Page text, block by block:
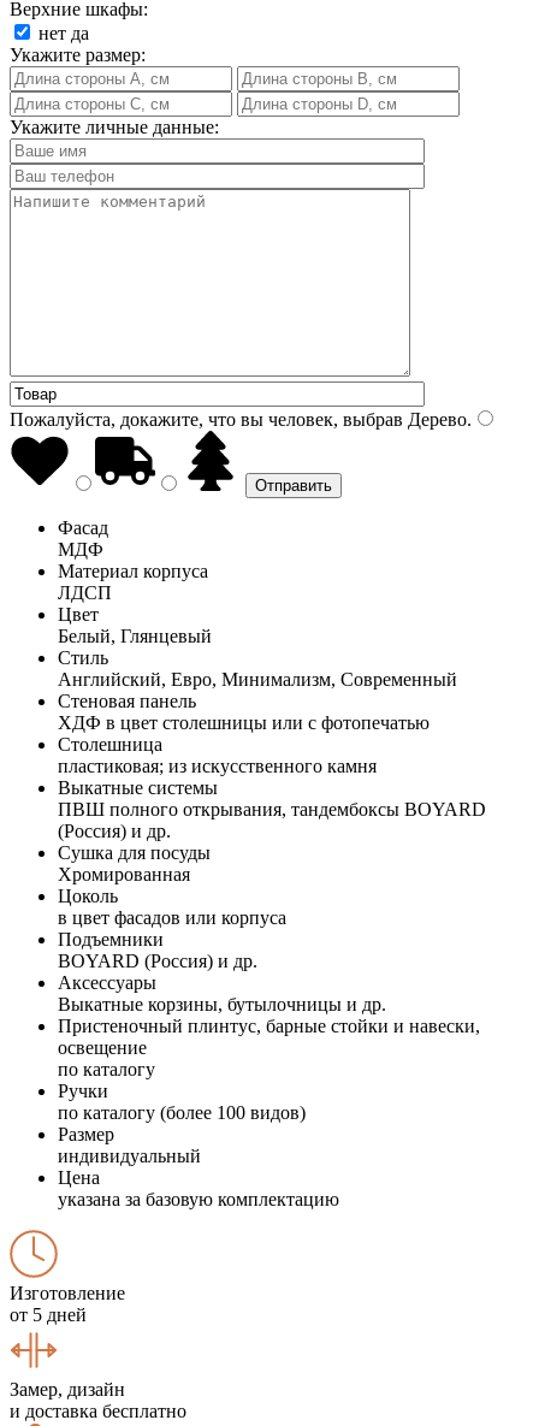
Верхние шкафы:
нет да
Укажите размер:
Укажите личные данные:
Пожалуйста, докажите, что вы человек, выбрав Дерево.
Фасад
МДФ
Материал корпуса
ЛДСП
Цвет
Белый, Глянцевый
Стиль
Английский, Евро, Минимализм, Современный
Стеновая панель
ХДФ в цвет столешницы или с фотопечатью
Столешница
пластиковая; из искусственного камня
Выкатные системы
ПВШ полного открывания, тандембоксы BOYARD
(Россия) и др.
Сушка для посуды
Хромированная
Цоколь
в цвет фасадов или корпуса
Подъемники
BOYARD (Россия) и др.
Аксессуары
Выкатные корзины, бутылочницы и др.
Пристеночный плинтус, барные стойки и навески,
освещение
по каталогу
Ручки
по каталогу (более 100 видов)
Размер
индивидуальный
Цена
указана за базовую комплектацию
Изготовление
от 5 дней
Замер, дизайн
и доставка бесплатно